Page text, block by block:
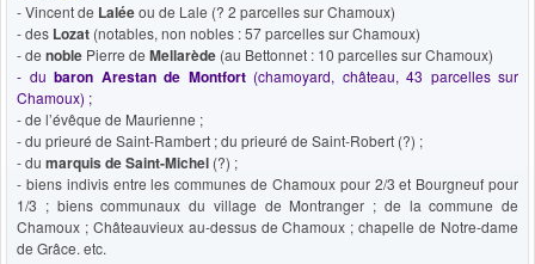
- Vincent de Laléeou de Lale (? 2 parcelles sur Chamoux)
- des Lozat (notables, non nobles : 57 parcelles sur Chamoux)
- de noble Pierre de Mellarède (au Bettonnet : 10 parcelles sur Chamoux)
- du baron Arestan de Montfort(chamoyard, château, 43 parcelles sur
Chamoux) ;
- de l’évêque de Maurienne ;
- du prieuré de Saint-Rambert ; du prieuré de Saint-Robert (?) ;
- du marquis de Saint-Michel (?) ;
- biens indivis entre les communes de Chamoux pour 2/3 et Bourgneuf pour
1/3 ; biens communaux du village de Montranger ; de la commune de
Chamoux ; Châteauvieux au-dessus de Chamoux ; chapelle de Notre-dame
de Grâce. etc.